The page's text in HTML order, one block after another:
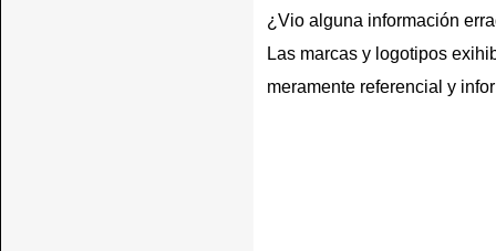
¿Vio alguna información
Las marcas y logotipos
meramente referencial y